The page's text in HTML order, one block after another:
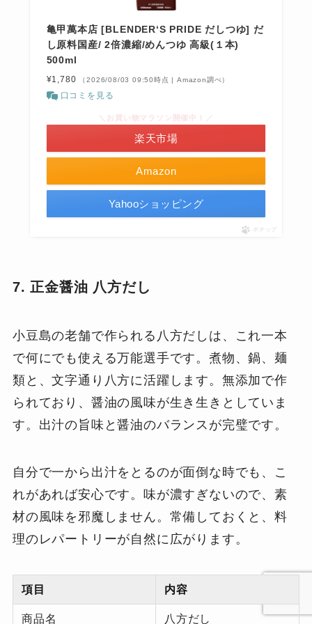
亀甲萬本店 [BLENDER‘S PRIDE だしつゆ] だ
し原料国産/ 2倍濃縮/めんつゆ 高級(１本)
500ml
¥1,780 （2026/08/03 09:50時点 | Amazon調べ）
口コミを見る
Amazon
＼お買い物マラソン開催中！／
楽天市場
Yahooショッピング
ポチップ
7. 正金醤油 八方だし
小豆島の老舗で作られる八方だしは、これ一本
で何にでも使える万能選手です。煮物、鍋、麺
類と、文字通り八方に活躍します。無添加で作
られており、醤油の風味が生き生きとしていま
す。出汁の旨味と醤油のバランスが完璧です。
自分で一から出汁をとるのが面倒な時でも、こ
れがあれば安心です。味が濃すぎないので、素
材の風味を邪魔しません。常備しておくと、料
理のレパートリーが自然に広がります。
項目 内容
商品名 八方だし